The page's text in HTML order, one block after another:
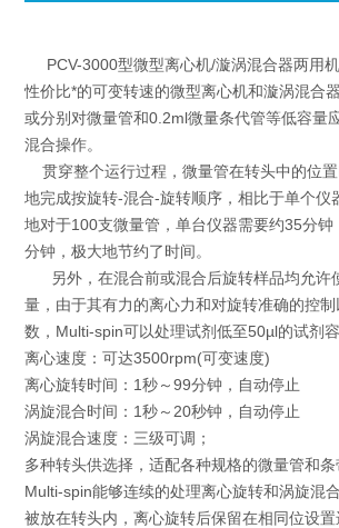
PCV-3000型微型离心机/漩涡混合器两用
性价比*的可变转速的微型离心机和漩涡混合
或分别对微量管和0.2ml微量条代管等低容量
混合操作。
贯穿整个运行过程，微量管在转头中的位
地完成按旋转-混合-旋转顺序，相比于单个仪
地对于100支微量管，单台仪器需要约35分
分钟，极大地节约了时间。
另外，在混合前或混合后旋转样品均允许
量，由于其有力的离心力和对旋转准确的控
数，Multi-spin可以处理试剂低至50µl的试剂
离心速度：可达3500rpm(可变速度)
离心旋转时间：1秒～99分钟，自动停止
涡旋混合时间：1秒～20秒钟，自动停止
涡旋混合速度：三级可调；
多种转头供选择，适配各种规格的微量管和条
Multi-spin能够连续的处理离心旋转和涡旋混
被放在转头内，离心旋转后保留在相同位设